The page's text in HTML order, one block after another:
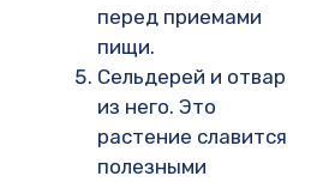
перед приемами
пищи.
Сельдерей и отвар
из него. Это
растение славится
полезными